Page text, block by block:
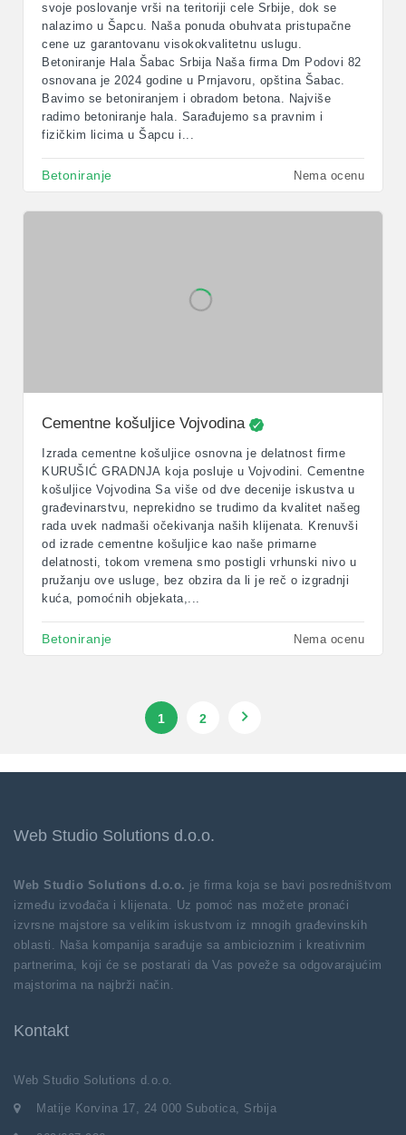
svoje poslovanje vrši na teritoriji cele Srbije, dok se
nalazimo u Šapcu. Naša ponuda obuhvata pristupačne
cene uz garantovanu visokokvalitetnu uslugu.
Betoniranje Hala Šabac Srbija Naša firma Dm Podovi 82
osnovana je 2024 godine u Prnjavoru, opština Šabac.
Bavimo se betoniranjem i obradom betona. Najviše
radimo betoniranje hala. Sarađujemo sa pravnim i
fizičkim licima u Šapcu i...
Betoniranje Nema ocenu
Cementne košuljice Vojvodina
Izrada cementne košuljice osnovna je delatnost firme
KURUŠIĆ GRADNJA koja posluje u Vojvodini. Cementne
košuljice Vojvodina Sa više od dve decenije iskustva u
građevinarstvu, neprekidno se trudimo da kvalitet našeg
rada uvek nadmaši očekivanja naših klijenata. Krenuvši
od izrade cementne košuljice kao naše primarne
delatnosti, tokom vremena smo postigli vrhunski nivo u
pružanju ove usluge, bez obzira da li je reč o izgradnji
kuća, pomoćnih objekata,...
Betoniranje Nema ocenu
1 2
Web Studio Solutions d.o.o.
Web Studio Solutions d.o.o. je firma koja se bavi posredništvom
između izvođača i klijenata. Uz pomoć nas možete pronaći
izvrsne majstore sa velikim iskustvom iz mnogih građevinskih
oblasti. Naša kompanija sarađuje sa ambicioznim i kreativnim
partnerima, koji će se postarati da Vas poveže sa odgovarajućim
majstorima na najbrži način.
Kontakt
Web Studio Solutions d.o.o.
Matije Korvina 17, 24 000 Subotica, Srbija